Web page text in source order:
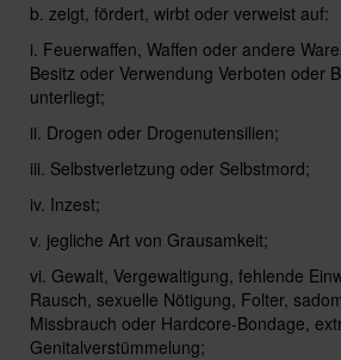
b. zeigt, fördert, wirbt oder verweist auf:
i. Feuerwaffen, Waffen oder andere
Besitz oder Verwendung Verboten oder
unterliegt;
ii. Drogen oder Drogenutensilien;
iii. Selbstverletzung oder Selbstmord;
iv. Inzest;
v. jegliche Art von Grausamkeit;
vi. Gewalt, Vergewaltigung, fehlende
Rausch, sexuelle Nötigung, Folter,
Missbrauch oder Hardcore-Bondage,
Genitalverstümmelung;